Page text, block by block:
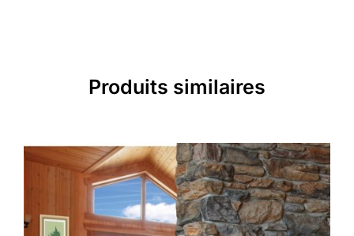
Produits similaires